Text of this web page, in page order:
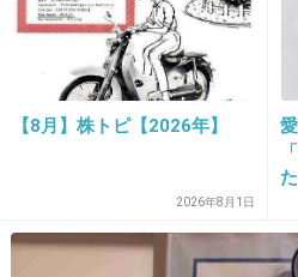
末使ってる
5件の返信
支払われなくてお店の倒
【8月】株トピ【2026年】
2026年8月1日